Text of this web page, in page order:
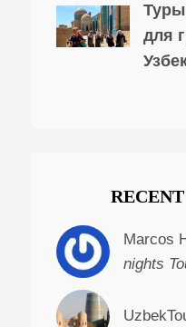
Туры
для
Marcos
nights